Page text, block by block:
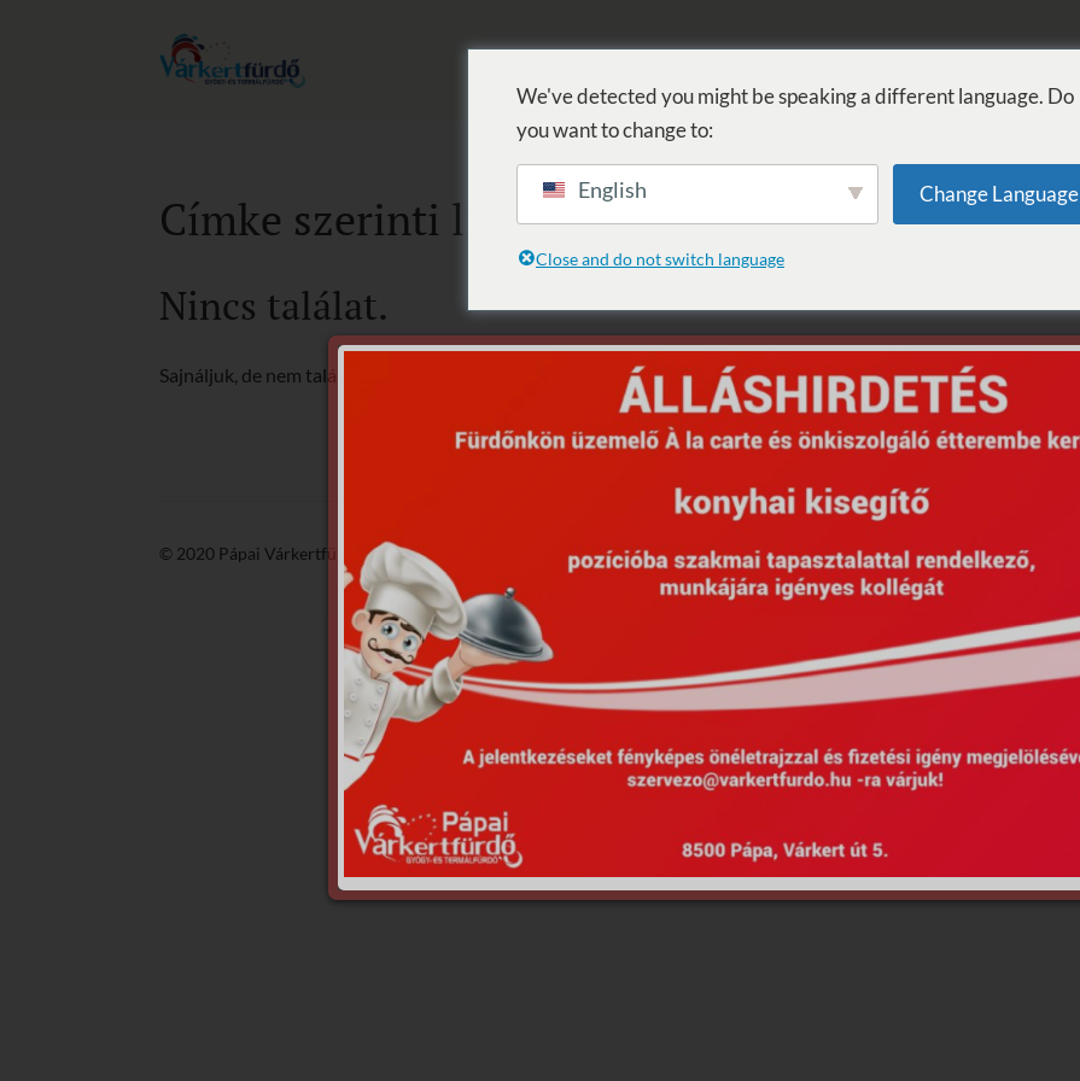
Címke szerinti lista: Dj Gregori
Nincs találat.
Sajnáljuk, de nem található, amit keresett.
© 2020 Pápai Várkertfürdő -GyGaTech' Hirdetmények EU Projektek
We've detected you might be speaking a different language. Do
you want to change to:
English Change Language
Close and do not switch language